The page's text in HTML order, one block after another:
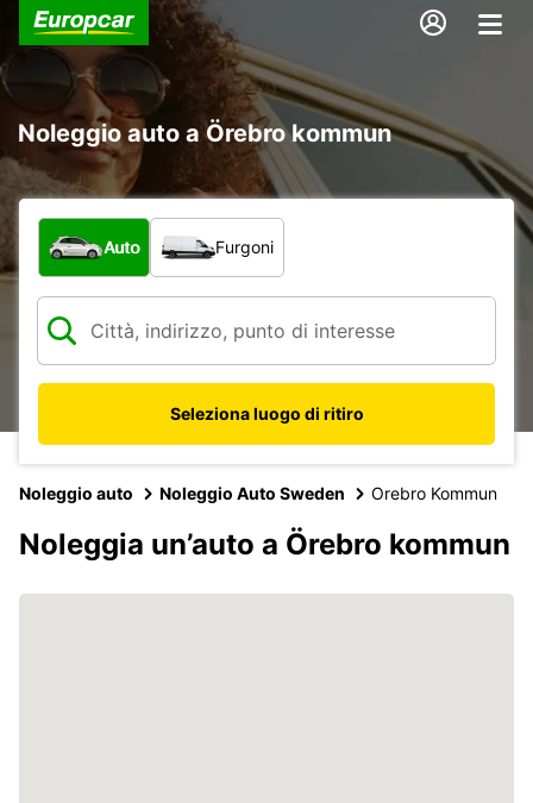
Noleggio auto a Örebro kommun
Scegli la tipologia di veicolo:
Auto Furgoni
Seleziona luogo di ritiro
Noleggio auto Noleggio Auto Sweden Orebro Kommun
Noleggia un’auto a Örebro kommun